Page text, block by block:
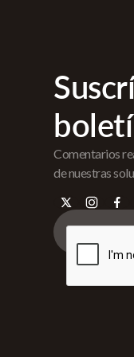
Comentarios
de nuestras